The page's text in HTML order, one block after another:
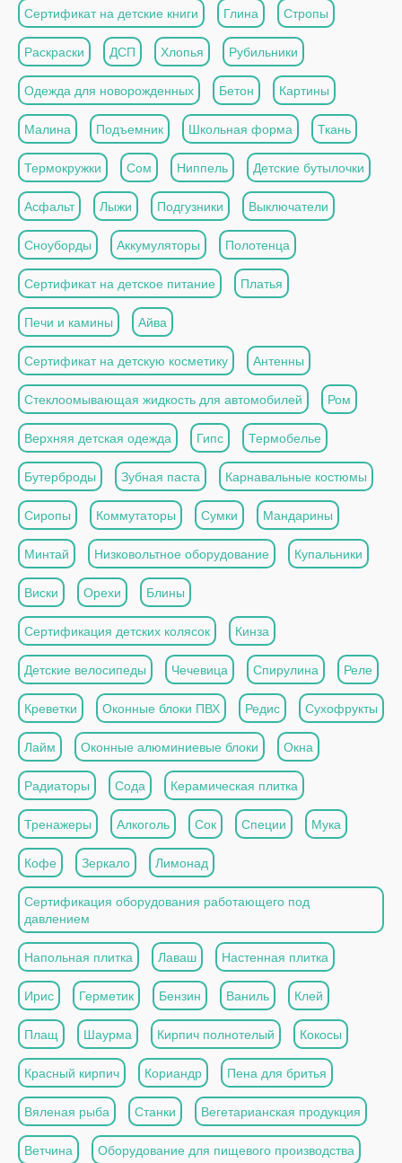
Сертификат на детские книги Глина Стропы
Раскраски ДСП Хлопья Рубильники
Одежда для новорожденных Бетон Картины
Малина Подъемник Школьная форма Ткань
Термокружки Сом Ниппель Детские бутылочки
Асфальт Лыжи Подгузники Выключатели
Сноуборды Аккумуляторы Полотенца
Сертификат на детское питание Платья
Печи и камины Айва
Сертификат на детскую косметику Антенны
Стеклоомывающая жидкость для автомобилей Ром
Верхняя детская одежда Гипс Термобелье
Бутерброды Зубная паста Карнавальные костюмы
Сиропы Коммутаторы Сумки Мандарины
Минтай Низковольтное оборудование Купальники
Виски Орехи Блины
Сертификация детских колясок Кинза
Детские велосипеды Чечевица Спирулина Реле
Креветки Оконные блоки ПВХ Редис Сухофрукты
Лайм Оконные алюминиевые блоки Окна
Радиаторы Сода Керамическая плитка
Тренажеры Алкоголь Сок Специи Мука
Кофе Зеркало Лимонад
Сертификация оборудования работающего под
давлением
Напольная плитка Лаваш Настенная плитка
Ирис Герметик Бензин Ваниль Клей
Плащ Шаурма Кирпич полнотелый Кокосы
Красный кирпич Кориандр Пена для бритья
Вяленая рыба Станки Вегетарианская продукция
Ветчина Оборудование для пищевого производства